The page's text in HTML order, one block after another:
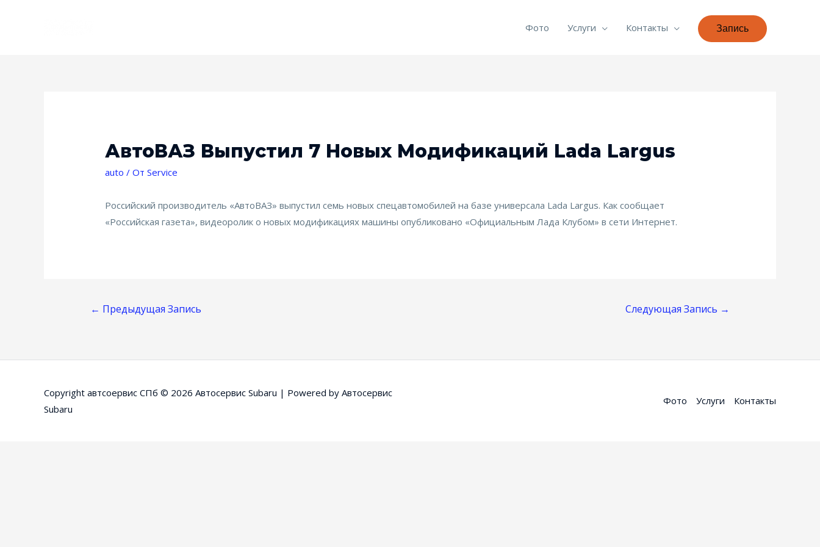
Фото Услуги Контакты Запись
АвтоВАЗ Выпустил 7 Новых Модификаций Lada Largus
auto / От Service
Российский производитель «АвтоВАЗ» выпустил семь новых спецавтомобилей на базе универсала Lada Largus. Как сообщает
«Российская газета», видеоролик о новых модификациях машины опубликовано «Официальным Лада Клубом» в сети Интернет.
Навигация
← Предыдущая Запись Следующая Запись →
Copyright автсоервис СПб © 2026 Автосервис Subaru | Powered by Автосервис
Subaru
Фото Услуги Контакты